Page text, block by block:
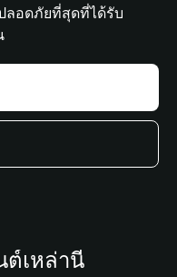
ลอดภัยที่สุดที่ได้รับ
เหล่านี้